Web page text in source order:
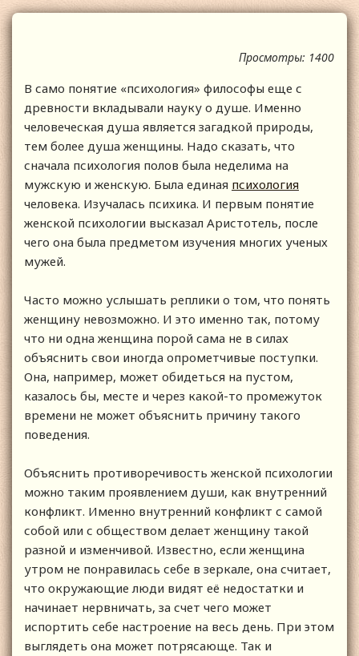
Просмотры: 1400
В само понятие «психология» философы еще с
древности вкладывали науку о душе. Именно
человеческая душа является загадкой природы,
тем более душа женщины. Надо сказать, что
сначала психология полов была неделима на
мужскую и женскую. Была единая психология
человека. Изучалась психика. И первым понятие
женской психологии высказал Аристотель, после
чего она была предметом изучения многих ученых
мужей.
Часто можно услышать реплики о том, что понять
женщину невозможно. И это именно так, потому
что ни одна женщина порой сама не в силах
объяснить свои иногда опрометчивые поступки.
Она, например, может обидеться на пустом,
казалось бы, месте и через какой-то промежуток
времени не может объяснить причину такого
поведения.
Объяснить противоречивость женской психологии
можно таким проявлением души, как внутренний
конфликт. Именно внутренний конфликт с самой
собой или с обществом делает женщину такой
разной и изменчивой. Известно, если женщина
утром не понравилась себе в зеркале, она считает,
что окружающие люди видят её недостатки и
начинает нервничать, за счет чего может
испортить себе настроение на весь день. При этом
выглядеть она может потрясающе. Так и